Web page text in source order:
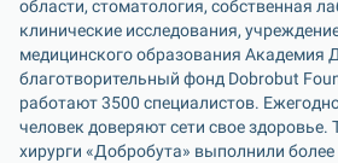
области, стоматология, собственная
клинические исследования,
медицинского образования Академия
благотворительный фонд Dobrobut
работают 3500 специалистов.
человек доверяют сети свое
хирурги «Добробута» выполнили